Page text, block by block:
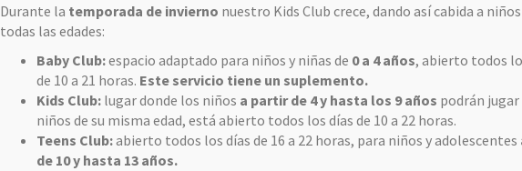
Durante la temporada de invierno nuestro Kids Club crece, dando así cabida a
todas las edades:
Baby Club:espacio adaptado para niños y niñas de 0 a 4 años, abierto todos
de 10 a 21 horas. Este servicio tiene un suplemento.
Kids Club: lugar donde los niños a partir de 4 y hasta los 9 años podrán jugar
niños de su misma edad, está abierto todos los días de 10 a 22 horas.
Teens Club:abierto todos los días de 16 a 22 horas, para niños y adolescentes
de 10 y hasta 13 años.